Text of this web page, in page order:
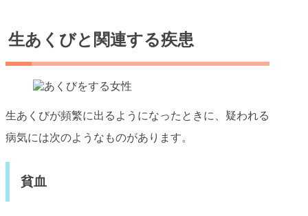
生あくびと関連する疾患
生あくびが頻繁に出るようになったときに、疑われる
病気には次のようなものがあります。
貧血